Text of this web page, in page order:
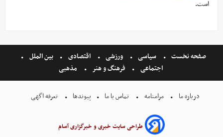
است.
صفحه نخست سیاسی ورزشی اقتصادی
بین الملل
اجتماعی
فرهنگ و هنر مذهبی
درباره ما مرامنامه تماس با ما پیوندها تعرفه اگهی
طراحی سایت خبری و خبرگزاری آسام